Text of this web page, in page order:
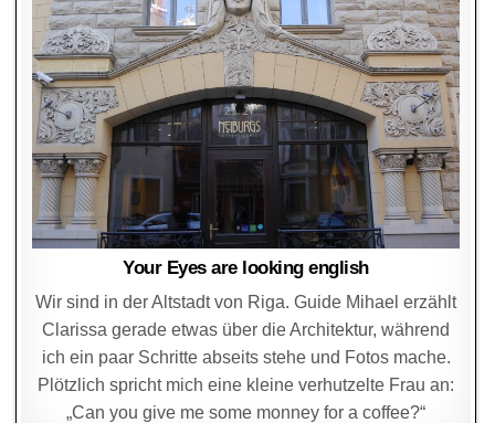
Your Eyes are looking english
Wir sind in der Altstadt von Riga. Guide Mihael erzählt
Clarissa gerade etwas über die Architektur, während
ich ein paar Schritte abseits stehe und Fotos mache.
Plötzlich spricht mich eine kleine verhutzelte Frau an:
„Can you give me some monney for a coffee?“